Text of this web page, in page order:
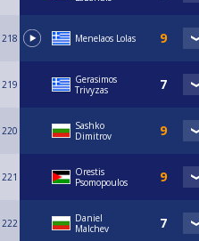
218 Menelaos Lolas
219
Gerasimos
Trivyzas
220
Sashko
Dimitrov
221
Orestis
Psomopoulos
222
Daniel
Malchev